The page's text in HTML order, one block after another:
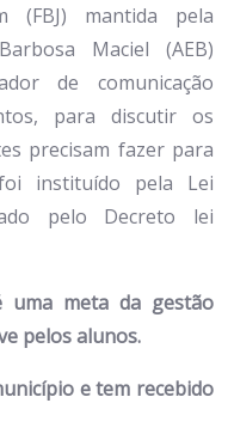
(FBJ) mantida pela
Maciel (AEB)
de comunicação
para discutir os
precisam fazer para
instituído pela Lei
pelo Decreto lei
uma meta da gestão
pelos alunos.
e tem recebido